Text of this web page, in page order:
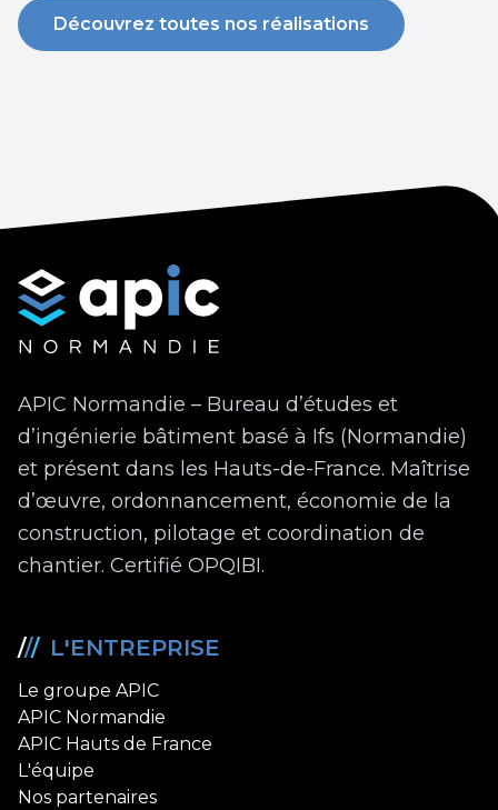
Découvrez toutes nos réalisations
APIC Normandie – Bureau d’études et
d’ingénierie bâtiment basé à Ifs (Normandie)
et présent dans les Hauts-de-France. Maîtrise
d’œuvre, ordonnancement, économie de la
construction, pilotage et coordination de
chantier. Certifié OPQIBI.
/// L'ENTREPRISE
Le groupe APIC
APIC Normandie
APIC Hauts de France
L'équipe
Nos partenaires